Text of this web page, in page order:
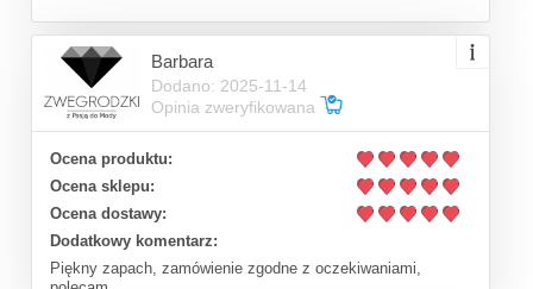
Barbara
Dodano: 2025-11-14
Opinia zweryfikowana
Ocena produktu:
Ocena sklepu:
Ocena dostawy:
Dodatkowy komentarz:
Piękny zapach, zamówienie zgodne z oczekiwaniami,